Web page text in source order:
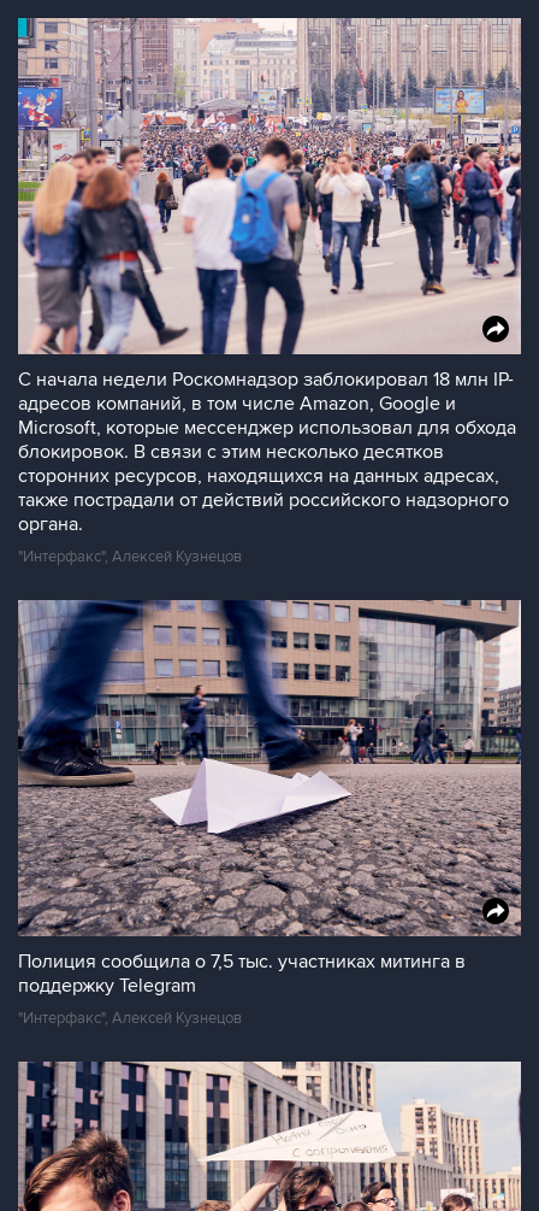
С начала недели Роскомнадзор заблокировал 18 млн IP-
адресов компаний, в том числе Amazon, Google и
Microsoft, которые мессенджер использовал для обхода
блокировок. В связи с этим несколько десятков
сторонних ресурсов, находящихся на данных адресах,
также пострадали от действий российского надзорного
органа.
"Интерфакс", Алексей Кузнецов
Полиция сообщила о 7,5 тыс. участниках митинга в
поддержку Telegram
"Интерфакс", Алексей Кузнецов